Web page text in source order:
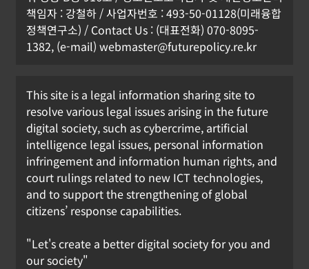
책임자 : 강철하 / 사업자번호 : 493-50-01128(미래융합
정책연구소) / Contact Us : (대표전화) 070-8095-
1382, (e-mail) webmaster@futurepolicy.re.kr
This site is a legal information sharing site to
resolve various legal issues arising in the future
digital society, such as cybercrime, artificial
intelligence legal issues, personal information
infringement and information human rights, and
court rulings related to new ICT technologies,
and to support the strengthening of global
citizens’ response capabilities.
"Let's create a better digital society for you and
our society"